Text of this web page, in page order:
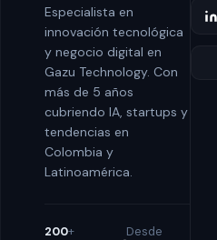
Especialista en
innovación tecnológica
y negocio digital en
Gazu Technology. Con
más de 5 años
cubriendo IA, startups y
tendencias en
Colombia y
Latinoamérica.
200+
Desde